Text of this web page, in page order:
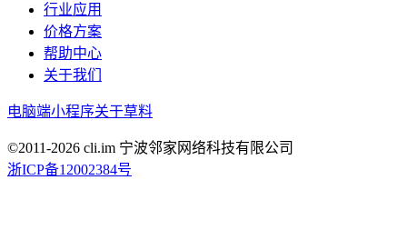
行业应用
价格方案
帮助中心
关于我们
电脑端小程序关于草料
©2011-2026 cli.im 宁波邻家网络科技有限公司
浙ICP备12002384号